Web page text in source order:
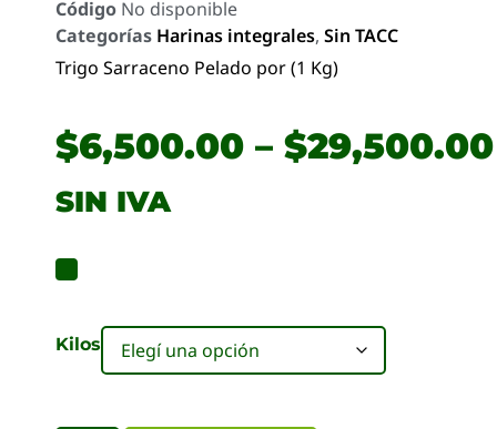
Código No disponible
Categorías Harinas integrales, Sin TACC
Trigo Sarraceno Pelado por (1 Kg)
$6,500.00 – $29,500.00
SIN IVA
Kilos